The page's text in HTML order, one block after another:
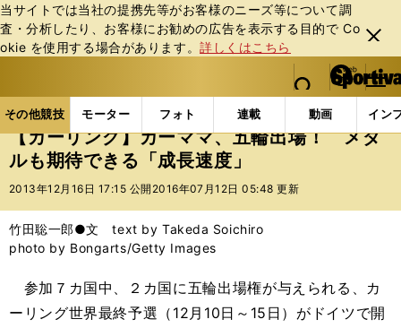
当サイトでは当社の提携先等がお客様のニーズ等について調
査・分析したり、お客様にお勧めの広告を表⽰する⽬的で Co
okie を使⽤する場合があります。詳しくはこちら
閉じ
る
web Sportiva (webスポルティーバ)
検索
マイペ
ー
ジ
メニュ
その他競技 モーター フォト 連載 動画 イン
ス
ポ
ル
バ
その他競技の記事一覧 その他競技 冬季競技 【
【カーリング】カーママ、五輪出場！ メダ
ルも期待できる「成長速度」
2013年12月16日 17:15 公開 2016年07月12日 05:48 更新
竹田聡一郎●文 text by Takeda Soichiro
photo by Bongarts/Getty Images
参加７カ国中、２カ国に五輪出場権が与えられる、カ
ーリング世界最終予選（12月10日～15日）がドイツで開